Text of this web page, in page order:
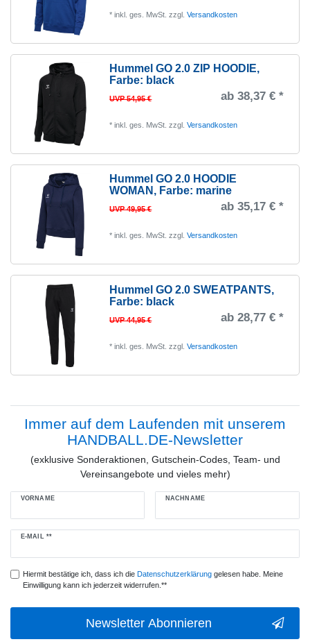
*inkl. ges. MwSt. zzgl.Versandkosten
Hummel GO 2.0 ZIP HOODIE,
Farbe: black
UVP 54,95 € ab 38,37 € *
*inkl. ges. MwSt. zzgl.Versandkosten
Hummel GO 2.0 HOODIE
WOMAN , Farbe: marine
UVP 49,95 € ab 35,17 € *
*inkl. ges. MwSt. zzgl.Versandkosten
Hummel GO 2.0 SWEATPANTS,
Farbe: black
UVP 44,95 € ab 28,77 € *
*inkl. ges. MwSt. zzgl.Versandkosten
Immer auf dem Laufenden mit unserem
HANDBALL.DE-Newsletter
(exklusive Sonderaktionen, Gutschein-Codes, Team- und
Vereinsangebote und vieles mehr)
VORNAME NACHNAME
E-MAIL **
Newsletter
Hiermit bestätige ich, dass ich die Daten­schutz­erklärunggelesen habe. Meine
Einwilligung kann ich jederzeit widerrufen.**
Newsletter Abonnieren